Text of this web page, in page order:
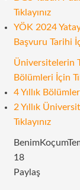
Tıklayınız
YÖK 2024
Başvuru Tarihi
Üniversitelerin
Bölümleri İçin
4 Yıllık
2 Yıllık
Tıklayınız
BenimKoçum
18
Paylaş